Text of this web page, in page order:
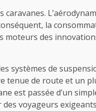
la
moteurs des
systèmes de
tenue de route et un
est passée d’un
voyageurs